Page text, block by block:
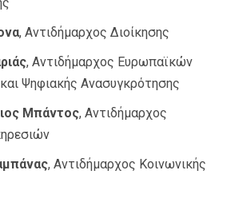
, Αντιδήμαρχος Διοίκησης
, Αντιδήμαρχος Ευρωπαϊκών
Ψηφιακής Ανασυγκρότησης
Μπάντος, Αντιδήμαρχος
, Αντιδήμαρχος Κοινωνικής